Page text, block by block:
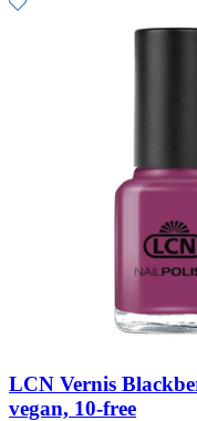
LCN Vernis
vegan, 10-free